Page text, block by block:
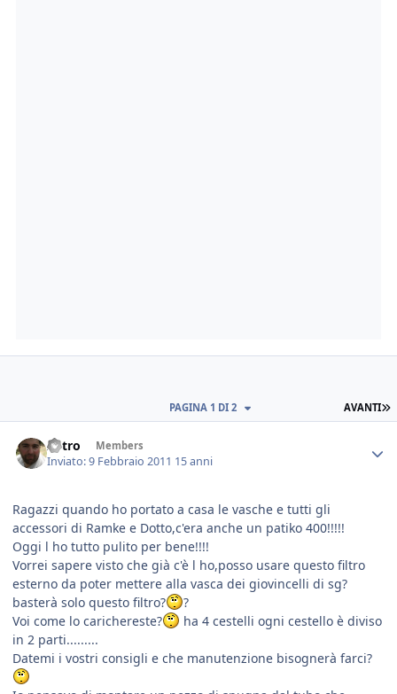
AVANTI
PAGINA 1 DI 2
Astro Members
Inviato:9 Febbraio 2011 15 anni
Ragazzi quando ho portato a casa le vasche e tutti gli
accessori di Ramke e Dotto,c'era anche un patiko 400!!!!!
Oggi l ho tutto pulito per bene!!!!
Vorrei sapere visto che già c'è l ho,posso usare questo filtro
esterno da poter mettere alla vasca dei giovincelli di sg?
basterà solo questo filtro?
?
Voi come lo carichereste?
ha 4 cestelli ogni cestello è diviso
in 2 parti.........
Datemi i vostri consigli e che manutenzione bisognerà farci?